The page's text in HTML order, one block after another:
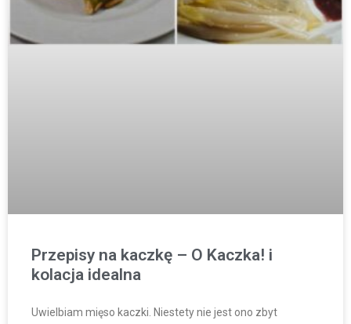
Przepisy na kaczkę – O Kaczka! i
kolacja idealna
Uwielbiam mięso kaczki. Niestety nie jest ono zbyt